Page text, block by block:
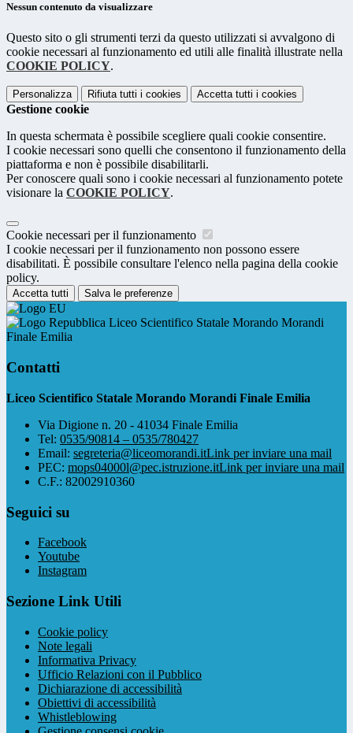
Nessun contenuto da visualizzare
Questo sito o gli strumenti terzi da questo utilizzati si avvalgono di
cookie necessari al funzionamento ed utili alle finalità illustrate nella
COOKIE POLICY.
Personalizza Rifiuta tutti i cookies Accetta tutti i cookies
Gestione cookie
In questa schermata è possibile scegliere quali cookie consentire.
I cookie necessari sono quelli che consentono il funzionamento della
piattaforma e non è possibile disabilitarli.
Per conoscere quali sono i cookie necessari al funzionamento potete
visionare la COOKIE POLICY.
Cookie necessari per il funzionamento
I cookie necessari per il funzionamento non possono essere
disabilitati. È possibile consultare l'elenco nella pagina della cookie
policy.
Accetta tutti Salva le preferenze
Liceo Scientifico Statale Morando Morandi
Finale Emilia
Contatti
Liceo Scientifico Statale Morando Morandi Finale Emilia
Via Digione n. 20 - 41034 Finale Emilia
Tel: 0535/90814 – 0535/780427
Email: segreteria@liceomorandi.itLink per inviare una mail
PEC: mops04000l@pec.istruzione.itLink per inviare una mail
C.F.: 82002910360
Seguici su
Facebook
Youtube
Instagram
Sezione Link Utili
Cookie policy
Note legali
Informativa Privacy
Ufficio Relazioni con il Pubblico
Dichiarazione di accessibilità
Obiettivi di accessibilità
Whistleblowing